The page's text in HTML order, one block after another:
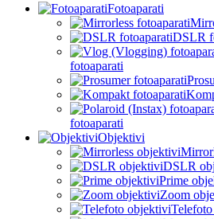
Fotoaparati
DSLR
fotoaparati
fotoaparati
Objektivi
DSLR
Prime
Zoom